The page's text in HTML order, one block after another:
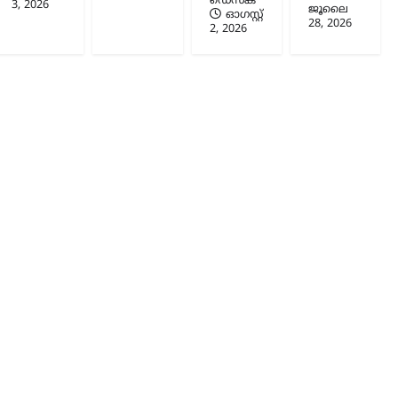
3, 2026
ഓഗസ്റ്റ്‌
2, 2026
ജൂലൈ
28, 2026